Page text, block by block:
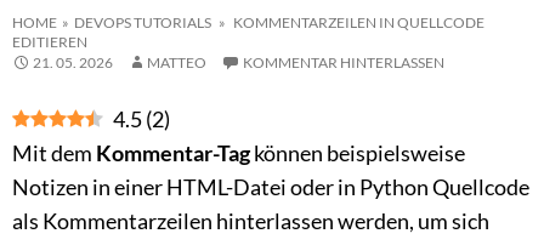
HOME » DEVOPS TUTORIALS » KOMMENTARZEILEN IN QUELLCODE
EDITIEREN
21. 05. 2026
MATTEO KOMMENTAR HINTERLASSEN
4.5(2)
Mit dem Kommentar-Tagkönnen beispielsweise
Notizen in einer HTML-Datei oder in Python Quellcode
als Kommentarzeilen hinterlassen werden, um sich